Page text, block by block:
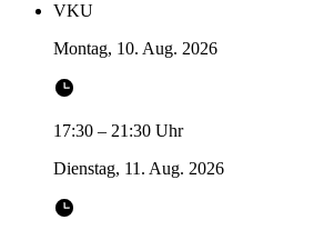
VKU
Montag, 10. Aug. 2026
17:30 – 21:30 Uhr
Dienstag, 11. Aug. 2026